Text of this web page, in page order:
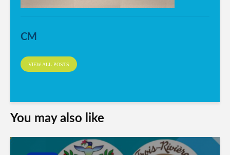
CM
VIEW ALL POSTS
You may also like